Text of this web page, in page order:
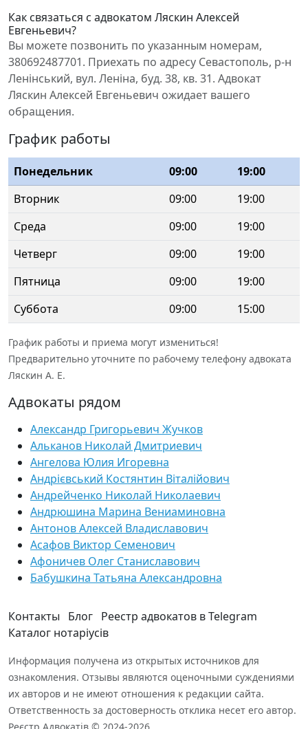
Как связаться с адвокатом Ляскин Алексей
Евгеньевич?
Вы можете позвонить по указанным номерам,
380692487701. Приехать по адресу Севастополь, р-н
Ленінський, вул. Леніна, буд. 38, кв. 31. Адвокат
Ляскин Алексей Евгеньевич ожидает вашего
обращения.
График работы
Понедельник 09:00
19:00
Вторник
09:00
19:00
Среда
09:00
19:00
Четверг
09:00
19:00
Пятница
09:00
19:00
Суббота
09:00 15:00
График работы и приема могут измениться!
Предварительно уточните по рабочему телефону адвоката
Ляскин А. Е.
Адвокаты рядом
Александр Григорьевич Жучков
Альканов Николай Дмитриевич
Ангелова Юлия Игоревна
Андрієвський Костянтин Віталійович
Андрейченко Николай Николаевич
Андрюшина Марина Вениаминовна
Антонов Алексей Владиславович
Асафов Виктор Семенович
Афоничев Олег Станиславович
Бабушкина Татьяна Александровна
Контакты Блог Реестр адвокатов в Telegram
Каталог нотаріусів
Информация получена из открытых источников для
ознакомления. Отзывы являются оценочными суждениями
их авторов и не имеют отношения к редакции сайта.
Ответственность за достоверность отклика несет его автор.